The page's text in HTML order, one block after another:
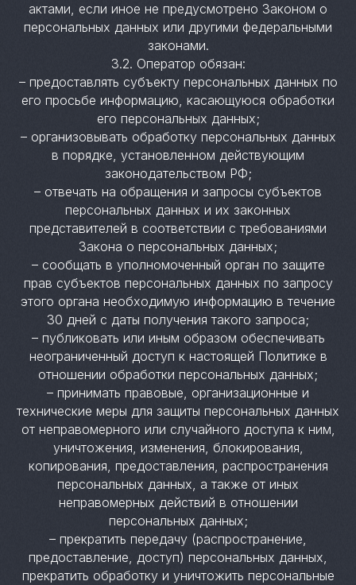
актами, если иное не предусмотрено Законом о
персональных данных или другими федеральными
законами.
3.2. Оператор обязан:
– предоставлять субъекту персональных данных по
его просьбе информацию, касающуюся обработки
его персональных данных;
– организовывать обработку персональных данных
в порядке, установленном действующим
законодательством РФ;
– отвечать на обращения и запросы субъектов
персональных данных и их законных
представителей в соответствии с требованиями
Закона о персональных данных;
– сообщать в уполномоченный орган по защите
прав субъектов персональных данных по запросу
этого органа необходимую информацию в течение
30 дней с даты получения такого запроса;
– публиковать или иным образом обеспечивать
неограниченный доступ к настоящей Политике в
отношении обработки персональных данных;
– принимать правовые, организационные и
технические меры для защиты персональных данных
от неправомерного или случайного доступа к ним,
уничтожения, изменения, блокирования,
копирования, предоставления, распространения
персональных данных, а также от иных
неправомерных действий в отношении
персональных данных;
– прекратить передачу (распространение,
предоставление, доступ) персональных данных,
прекратить обработку и уничтожить персональные